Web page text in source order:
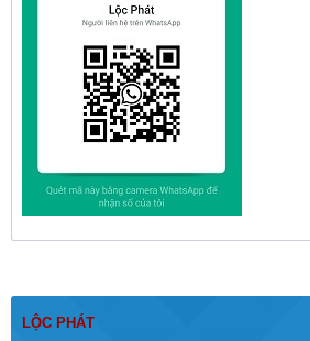
LỘC PHÁT